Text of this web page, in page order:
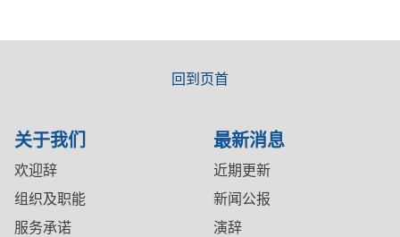
回到页首
关于我们
欢迎辞
组织及职能
服务承诺
最新消息
近期更新
新闻公报
演辞